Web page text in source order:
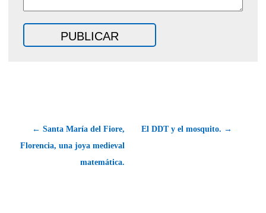
← Santa María del Fiore,
Florencia, una joya medieval
matemática.
El DDT y el mosquito. →